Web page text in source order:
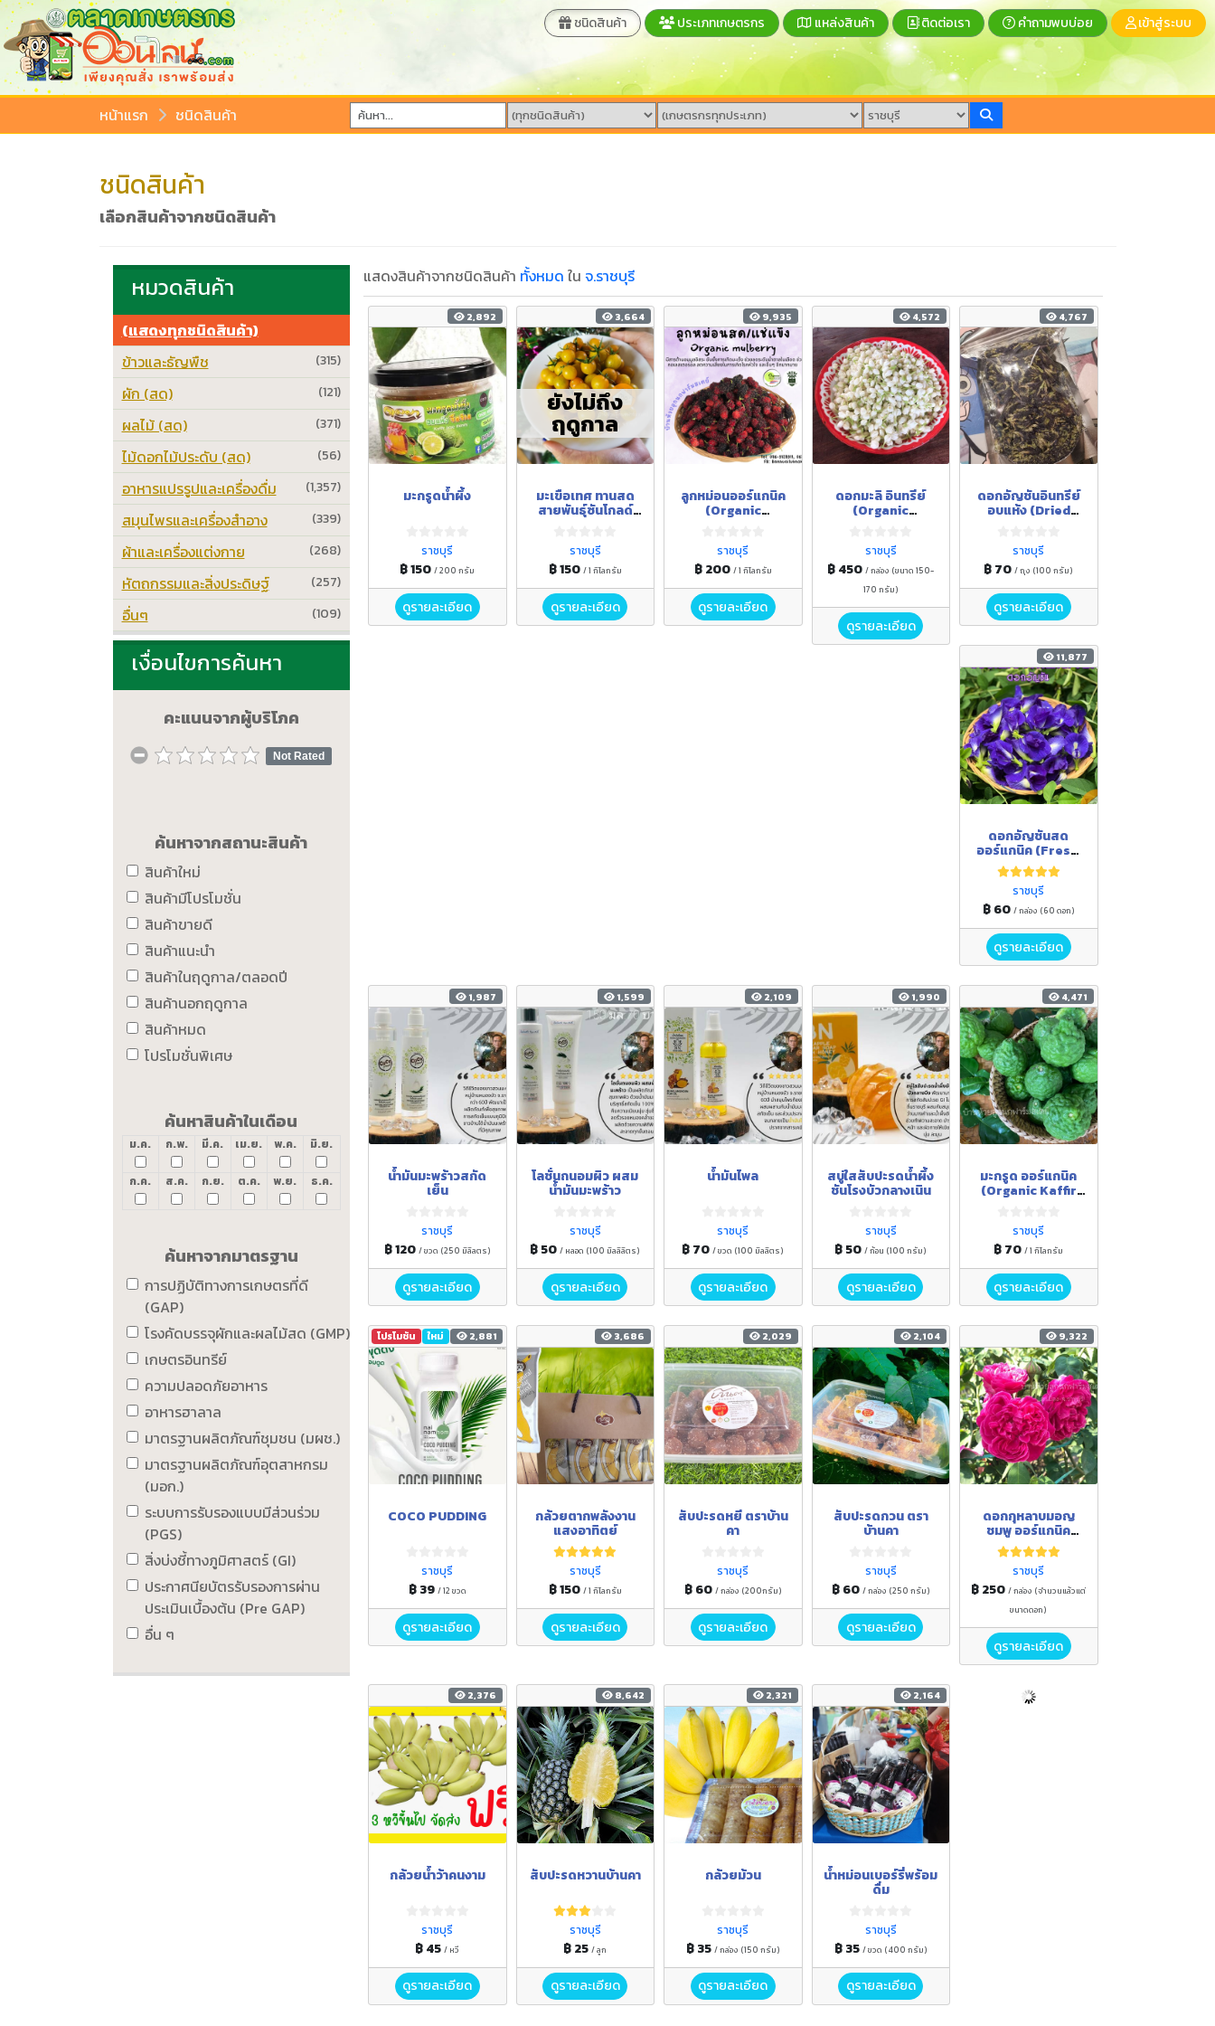
ชนิดสินค้า ประเภทเกษตรกร แหล่งสินค้า ติดต่อเรา คำถามพบบ่อย เข้าสู่ระบบ
หน้าแรก ชนิดสินค้า
ชนิดสินค้า
เลือกสินค้าจากชนิดสินค้า
แสดงสินค้าจากชนิดสินค้า ทั้งหมด ใน จ.ราชบุรี
2,892
มะกรูดน้ำผึ้ง
ราชบุรี
฿ 150/ 200 กรัม
ดูรายละเอียด
3,664
ยังไม่ถึง
ฤดูกาล
มะเขือเทศ ทานสด
สายพันธุ์ซันโกลด์
sun gold)
ราชบุรี
฿ 150 / 1 กิโลกรัม
ดูรายละเอียด
9,935
ลูกหม่อนออร์แกนิค
(Organic
ราชบุรี
฿ 200 / 1 กิโลกรัม
ดูรายละเอียด
4,572
ดอกมะลิ อินทรีย์
(Organic
ราชบุรี
฿ 450/ กล่อง (ขนาด 150-
170 กรัม)
ดูรายละเอียด
4,767
ดอกอัญชัน​อินทรีย์
อบแห้ง (Dried
มาตรฐาน
ราชบุรี
฿ 70/ ถุง (100 กรัม)
ดูรายละเอียด
11,877
ดอก​อัญชัน​สด
ออร์แกนิค (Fresh ​
Organic Butterfly
Pea) มีใบรับรอง
มาตรฐาน
ราชบุรี
฿ 60 / กล่อง (60 ดอก)
ดูรายละเอียด
1,987
น้ำมันมะพร้าวสกัด
เย็น
ราชบุรี
฿ 120 / ขวด (250 มิลิลตร)
ดูรายละเอียด
1,599
โลชั่นถนอมผิว ผสม
น้ำมันมะพร้าว
ราชบุรี
฿ 50/ หลอด (100 มิลลิลิตร)
ดูรายละเอียด
2,109
น้ำมันไพล
ราชบุรี
฿ 70/ ขวด (100 มิลลิตร)
ดูรายละเอียด
1,990
สบู่ใสสับปะรดน้ำผึ้ง
ชันโรงบัวกลางเนิน
ราชบุรี
฿ 50/ ก้อน (100 กรัม)
ดูรายละเอียด
4,471
มะกรูด ออร์แกนิค
(Organic Kaffir
รองมาตรฐาน
ราชบุรี
฿ 70/ 1 กิโลกรัม
ดูรายละเอียด
โปรโมชัน ใหม่ 2,881
COCO PUDDING
ราชบุรี
฿ 39 / 12 ขวด
ดูรายละเอียด
3,686
กล้วยตากพลังงาน
แสงอาทิตย์
ราชบุรี
฿ 150 / 1 กิโลกรัม
ดูรายละเอียด
2,029
สับปะรดหยี ตราบ้าน
คา
ราชบุรี
฿ 60 / กล่อง (200กรัม)
ดูรายละเอียด
2,104
สับปะรดกวน ตรา
บ้านคา
ราชบุรี
฿ 60 / กล่อง (250 กรัม)
ดูรายละเอียด
9,322
ดอกกุหลาบมอญ
ชมพู ออร์แกนิค
(Organic Pink
Damask Rose) มี
ใบรับรองมาตรฐาน
ราชบุรี
฿ 250/ กล่อง (จำนวนแล้วแต่
ขนาดดอก)
ดูรายละเอียด
2,376
กล้วยน้ำว้าคนงาม
ราชบุรี
฿ 45/ หวี
ดูรายละเอียด
8,642
สับปะรดหวานบ้านคา
ราชบุรี
฿ 25/ ลูก
ดูรายละเอียด
2,321
กล้วยม้วน
ราชบุรี
฿ 35 / กล่อง (150 กรัม)
ดูรายละเอียด
2,164
น้ำหม่อนเบอร์รี่พร้อม
ดื่ม
ราชบุรี
฿ 35 / ขวด (400 กรัม)
ดูรายละเอียด
หมวดสินค้า
(แสดงทุกชนิดสินค้า)
(315)
ข้าวและธัญพืช
(121)
ผัก (สด)
(371)
ผลไม้ (สด)
(56)
ไม้ดอกไม้ประดับ (สด)
(1,357)
อาหารแปรรูปและเครื่องดื่ม
(339)
สมุนไพรและเครื่องสำอาง
(268)
ผ้าและเครื่องแต่งกาย
(257)
หัตถกรรมและสิ่งประดิษฐ์
(109)
อื่นๆ
เงื่อนไขการค้นหา
คะแนนจากผู้บริโภค
Not Rated
ค้นหาจากสถานะสินค้า
สินค้าใหม่
สินค้ามีโปรโมชั่น
สินค้าขายดี
สินค้าแนะนำ
สินค้าในฤดูกาล/ตลอดปี
สินค้านอกฤดูกาล
สินค้าหมด
โปรโมชั่นพิเศษ
ค้นหาสินค้าในเดือน
ม.ค. ก.พ. มี.ค. เม.ย. พ.ค. มิ.ย.
ก.ค. ส.ค. ก.ย. ต.ค. พ.ย. ธ.ค.
ค้นหาจากมาตรฐาน
การปฏิบัติทางการเกษตรที่ดี
(GAP)
โรงคัดบรรจุผักและผลไม้สด (GMP)
เกษตรอินทรีย์
ความปลอดภัยอาหาร
อาหารฮาลาล
มาตรฐานผลิตภัณฑ์ชุมชน (มผช.)
มาตรฐานผลิตภัณฑ์อุตสาหกรม
(มอก.)
ระบบการรับรองแบบมีส่วนร่วม
(PGS)
สิ่งบ่งชี้ทางภูมิศาสตร์ (GI)
ประกาศนียบัตรรับรองการผ่าน
ประเมินเบื้องต้น (Pre GAP)
อื่น ๆ